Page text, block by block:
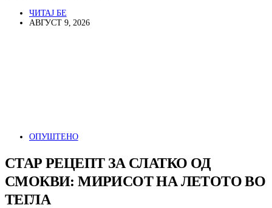
ЧИТАЈ БЕ
АВГУСТ 9, 2026
ОПУШТЕНО
СТАР РЕЦЕПТ ЗА СЛАТКО ОД
СМОКВИ: МИРИСОТ НА ЛЕТОТО ВО
ТЕГЛА